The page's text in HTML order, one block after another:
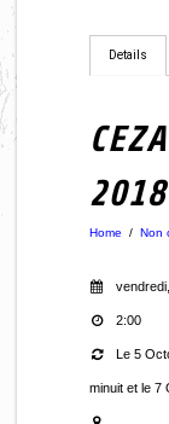
Details
Home / Non
2:00
Le 5
minuit et le 7